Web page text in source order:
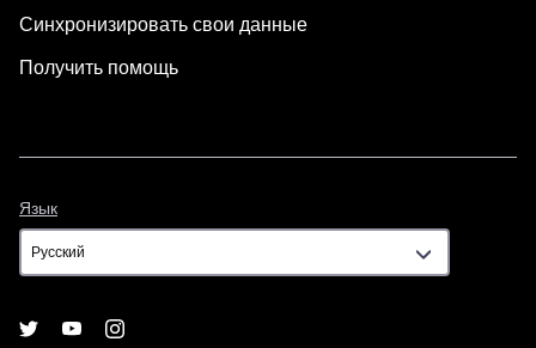
Синхронизировать свои данные
Получить помощь
Язык